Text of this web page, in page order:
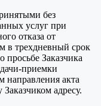
без
услуг при
отказа от
в трехдневный срок
просьбе Заказчика
приемки
направления акта
адресу.